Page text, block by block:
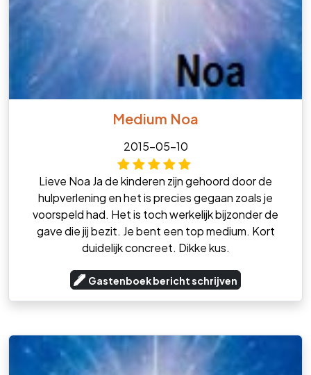
Medium Noa
2015-05-10
Lieve Noa Ja de kinderen zijn gehoord door de
hulpverlening en het is precies gegaan zoals je
voorspeld had. Het is toch werkelijk bijzonder de
gave die jij bezit. Je bent een top medium. Kort
duidelijk concreet. Dikke kus.
Gastenboek bericht schrijven